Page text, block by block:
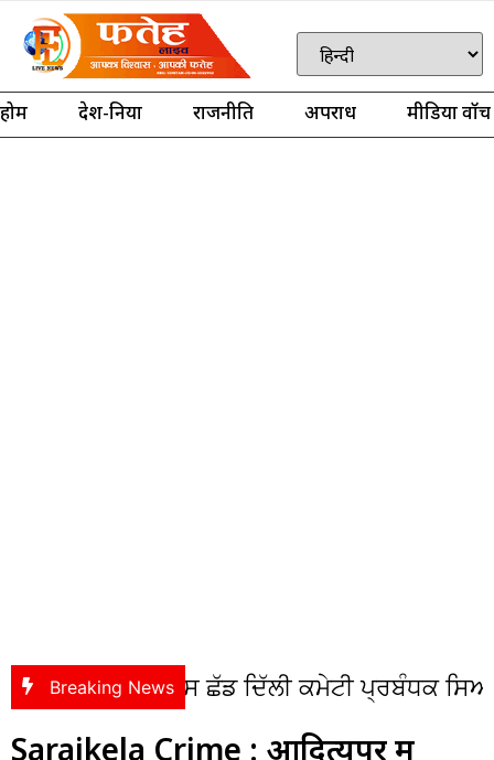
होम देश-दुनिया राजनीति अपराध मीडिया वॉच
Breaking News
ਛੱਡ ਦਿੱਲੀ ਕਮੇਟੀ ਪ੍ਰਬੰਧਕ ਸਿਆਸੀ
Saraikela Crime : आदित्यपुर में